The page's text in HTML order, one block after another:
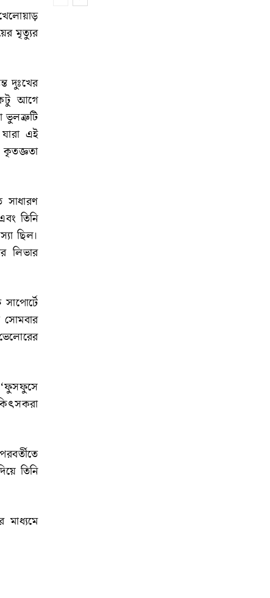
মৃত্যুর
দুঃখের
আগে
ভুলত্রুটি
এই
কৃতজ্ঞতা
সাধারণ
তিনি
ছিল।
লিভার
সোমবার
তিনি